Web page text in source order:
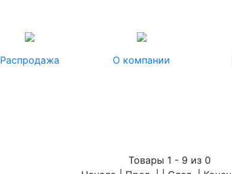
Распродажа О компании
Товары 1 - 9 из 0